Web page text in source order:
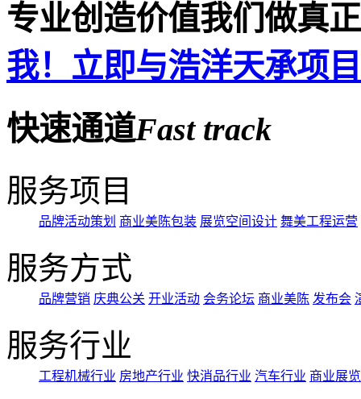
专业创造价值我们做真
我！立即与浩洋天承项
快速通道Fast track
服务项目
品牌活动策划 商业美陈包装 展览空间设计 舞美工程运营
服务方式
品牌营销 庆典公关 开业活动 会务论坛 商业美陈 发布会
服务行业
工程机械行业 房地产行业 快消品行业 汽车行业 商业展览